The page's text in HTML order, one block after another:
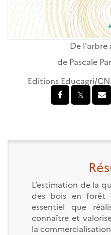
De l'arbre
de Pascale
Editions Educagri/
L’estimation de la
des bois en forêt
essentiel que
connaître et
la